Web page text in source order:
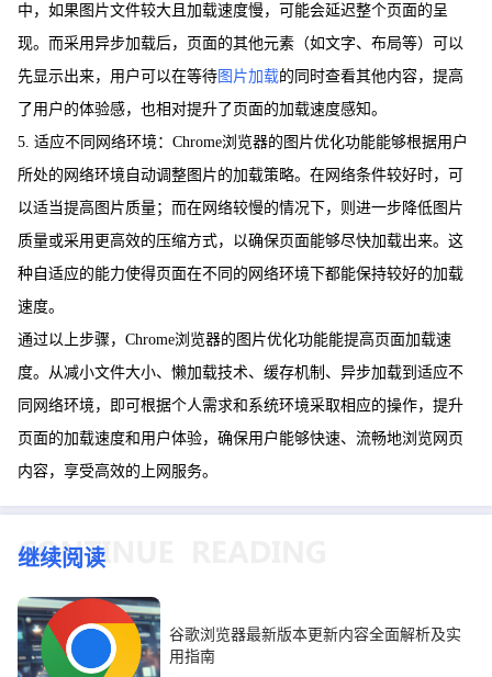
中，如果图片文件较大且加载速度慢，可能会延迟整个页面的呈
现。而采用异步加载后，页面的其他元素（如文字、布局等）可以
先显示出来，用户可以在等待图片加载的同时查看其他内容，提高
了用户的体验感，也相对提升了页面的加载速度感知。
5. 适应不同网络环境：Chrome浏览器的图片优化功能能够根据用户
所处的网络环境自动调整图片的加载策略。在网络条件较好时，可
以适当提高图片质量；而在网络较慢的情况下，则进一步降低图片
质量或采用更高效的压缩方式，以确保页面能够尽快加载出来。这
种自适应的能力使得页面在不同的网络环境下都能保持较好的加载
速度。
通过以上步骤，Chrome浏览器的图片优化功能能提高页面加载速
度。从减小文件大小、懒加载技术、缓存机制、异步加载到适应不
同网络环境，即可根据个人需求和系统环境采取相应的操作，提升
页面的加载速度和用户体验，确保用户能够快速、流畅地浏览网页
内容，享受高效的上网服务。
继续阅读
谷歌浏览器最新版本更新内容全面解析及实
用指南